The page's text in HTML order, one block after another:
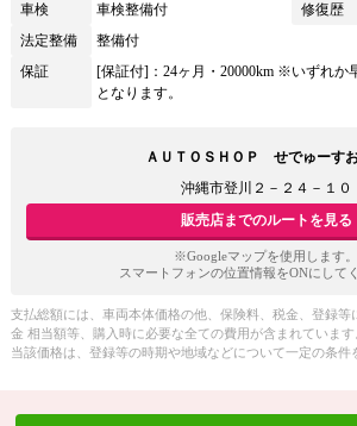
車検
車検整備付 修復歴
法定整備
整備付
保証
[保証付]：24ヶ月・20000km ※いずれか
となります。
ＡＵＴＯＳＨＯＰ せでゅーす
沖縄市登川２－２４－１０
販売店までのルートを見る
※Googleマップを使用します。
スマートフォンの位置情報をONにして
支払総額には、車両本体価格の他、保険料、税金、登録等
金 相当額等、購入時に必要な全ての費用が含まれています
当該価格は、登録等の時期や地域などについて一定の条件